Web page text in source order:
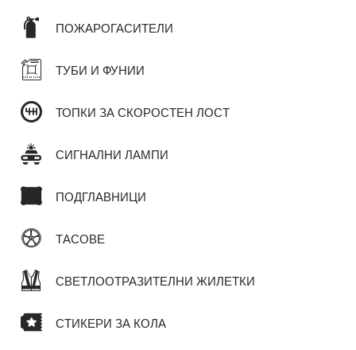
ПОЖАРОГАСИТЕЛИ
ТУБИ И ФУНИИ
ТОПКИ ЗА СКОРОСТЕН ЛОСТ
СИГНАЛНИ ЛАМПИ
ПОДГЛАВНИЦИ
ТАСОВЕ
СВЕТЛООТРАЗИТЕЛНИ ЖИЛЕТКИ
СТИКЕРИ ЗА КОЛА